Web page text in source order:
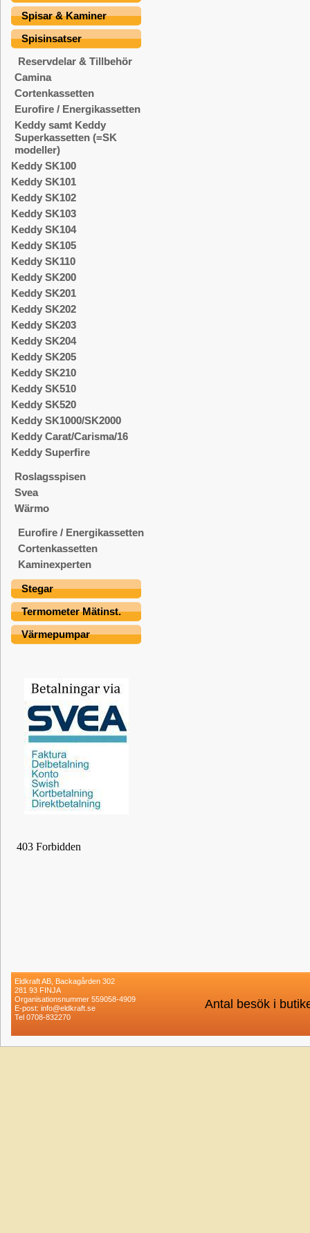
Spisar & Kaminer
Spisinsatser
Reservdelar & Tillbehör
Camina
Cortenkassetten
Eurofire / Energikassetten
Keddy samt Keddy
Superkassetten (=SK
modeller)
Keddy SK100
Keddy SK101
Keddy SK102
Keddy SK103
Keddy SK104
Keddy SK105
Keddy SK110
Keddy SK200
Keddy SK201
Keddy SK202
Keddy SK203
Keddy SK204
Keddy SK205
Keddy SK210
Keddy SK510
Keddy SK520
Keddy SK1000/SK2000
Keddy Carat/Carisma/16
Keddy Superfire
Roslagsspisen
Svea
Wärmo
Eurofire / Energikassetten
Cortenkassetten
Kaminexperten
Stegar
Termometer Mätinst.
Värmepumpar
Eldkraft AB, Backagården 302
281 93 FINJA
Organisationsnummer 559058-4909
E-post: info@eldkraft.se
Tel 0708-832270
Antal besök i